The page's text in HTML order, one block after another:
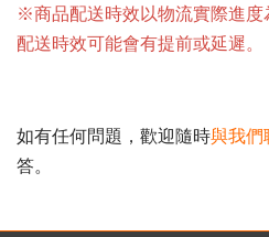
※商品配送時效以物流實際進度
配送時效可能會有提前或延遲。
如有任何問題，歡迎隨時與我們
答。